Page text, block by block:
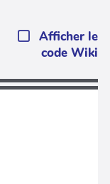
Afficher le
code Wiki